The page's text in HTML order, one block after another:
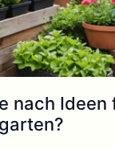
nach Ideen